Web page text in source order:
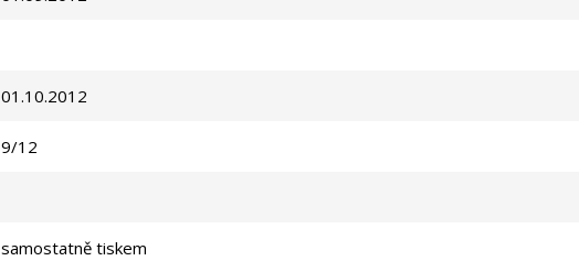
01.10.2012
9/12
samostatně tiskem